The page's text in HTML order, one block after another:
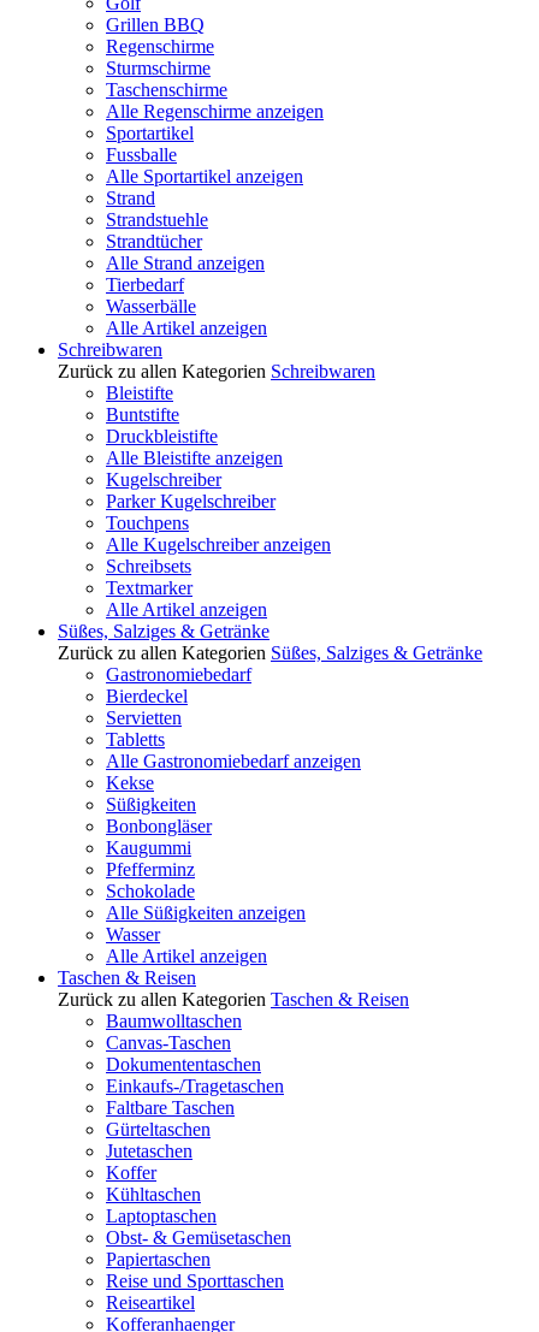
Grillen BBQ
Regenschirme
Sturmschirme
Taschenschirme
Alle Regenschirme anzeigen
Sportartikel
Fussballe
Alle Sportartikel anzeigen
Strand
Strandstuehle
Strandtücher
Alle Strand anzeigen
Tierbedarf
Wasserbälle
Alle Artikel anzeigen
Schreibwaren
Zurück zu allen Kategorien Schreibwaren
Bleistifte
Buntstifte
Druckbleistifte
Alle Bleistifte anzeigen
Kugelschreiber
Parker Kugelschreiber
Touchpens
Alle Kugelschreiber anzeigen
Schreibsets
Textmarker
Alle Artikel anzeigen
Süßes, Salziges & Getränke
Zurück zu allen Kategorien Süßes, Salziges & Getränke
Gastronomiebedarf
Bierdeckel
Servietten
Tabletts
Alle Gastronomiebedarf anzeigen
Kekse
Süßigkeiten
Bonbongläser
Kaugummi
Pfefferminz
Schokolade
Alle Süßigkeiten anzeigen
Wasser
Alle Artikel anzeigen
Taschen & Reisen
Zurück zu allen Kategorien Taschen & Reisen
Baumwolltaschen
Canvas-Taschen
Dokumententaschen
Einkaufs-/Tragetaschen
Faltbare Taschen
Gürteltaschen
Jutetaschen
Koffer
Kühltaschen
Laptoptaschen
Obst- & Gemüsetaschen
Papiertaschen
Reise und Sporttaschen
Reiseartikel
Kofferanhaenger